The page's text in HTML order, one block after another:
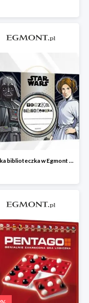
Teczka biblioteczka w Egmont -50%